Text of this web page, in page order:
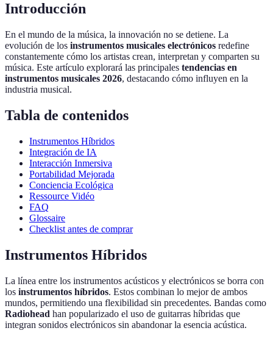
Introducción
En el mundo de la música, la innovación no se detiene. La
evolución de los instrumentos musicales electrónicos redefine
constantemente cómo los artistas crean, interpretan y comparten su
música. Este artículo explorará las principales tendencias en
instrumentos musicales 2026, destacando cómo influyen en la
industria musical.
Tabla de contenidos
Instrumentos Híbridos
Integración de IA
Interacción Inmersiva
Portabilidad Mejorada
Conciencia Ecológica
Ressource Vidéo
FAQ
Glossaire
Checklist antes de comprar
Instrumentos Híbridos
La línea entre los instrumentos acústicos y electrónicos se borra con
los instrumentos híbridos. Estos combinan lo mejor de ambos
mundos, permitiendo una flexibilidad sin precedentes. Bandas como
Radiohead han popularizado el uso de guitarras híbridas que
integran sonidos electrónicos sin abandonar la esencia acústica.